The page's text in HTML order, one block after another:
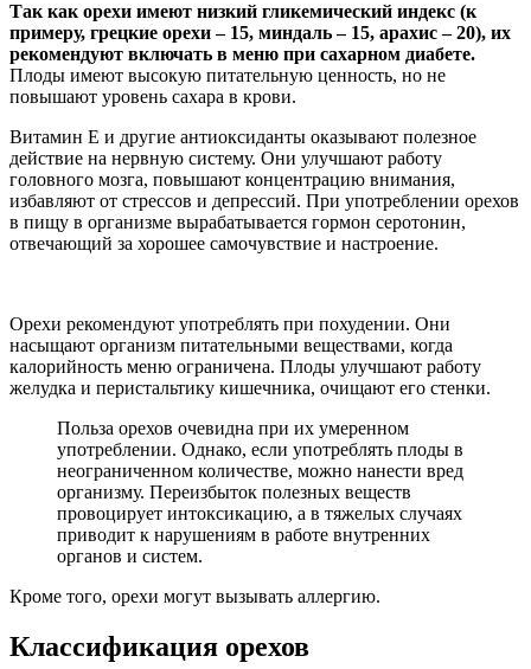
Так как орехи имеют низкий гликемический индекс (к
примеру, грецкие орехи – 15, миндаль – 15, арахис – 20), их
рекомендуют включать в меню при сахарном диабете.
Плоды имеют высокую питательную ценность, но не
повышают уровень сахара в крови.
Витамин Е и другие антиоксиданты оказывают полезное
действие на нервную систему. Они улучшают работу
головного мозга, повышают концентрацию внимания,
избавляют от стрессов и депрессий. При употреблении орехов
в пищу в организме вырабатывается гормон серотонин,
отвечающий за хорошее самочувствие и настроение.
Орехи рекомендуют употреблять при похудении. Они
насыщают организм питательными веществами, когда
калорийность меню ограничена. Плоды улучшают работу
желудка и перистальтику кишечника, очищают его стенки.
Польза орехов очевидна при их умеренном
употреблении. Однако, если употреблять плоды в
неограниченном количестве, можно нанести вред
организму. Переизбыток полезных веществ
провоцирует интоксикацию, а в тяжелых случаях
приводит к нарушениям в работе внутренних
органов и систем.
Кроме того, орехи могут вызывать аллергию.
Классификация орехов